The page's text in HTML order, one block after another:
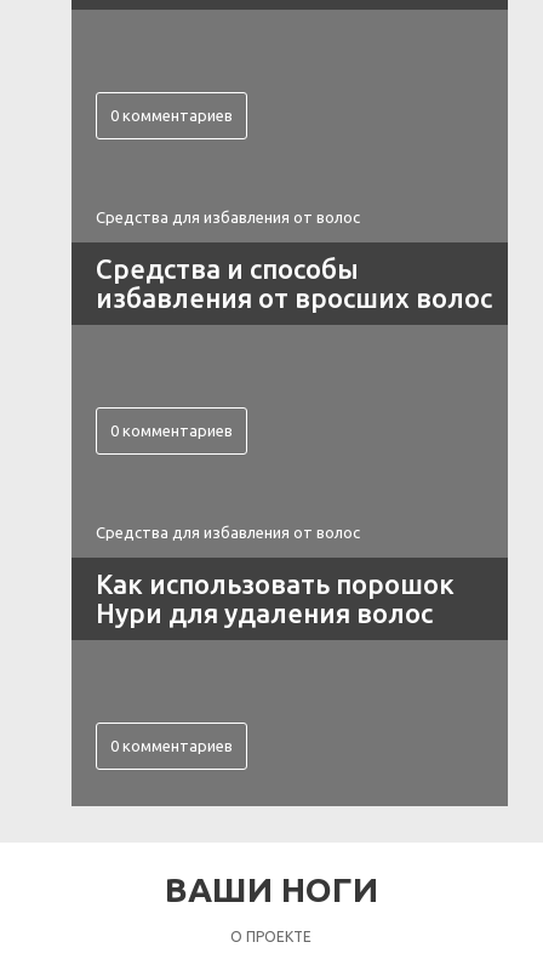
0 комментариев
Средства для избавления от волос
Средства и способы
избавления от вросших волос
0 комментариев
Средства для избавления от волос
Как использовать порошок
Нури для удаления волос
0 комментариев
ВАШИ НОГИ
О ПРОЕКТЕ